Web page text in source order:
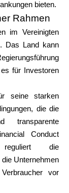
bieten.
Rahmen
im Vereinigten
Das Land kann
für Investoren
seine starken
die die
transparente
Conduct
die
Unternehmen
vor